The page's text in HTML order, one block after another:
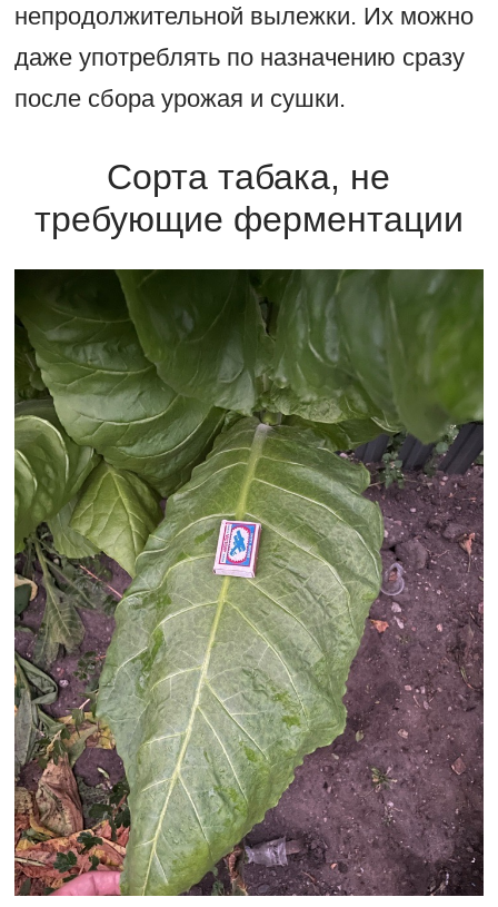
непродолжительной вылежки. Их можно
даже употреблять по назначению сразу
после сбора урожая и сушки.
Сорта табака, не
требующие ферментации